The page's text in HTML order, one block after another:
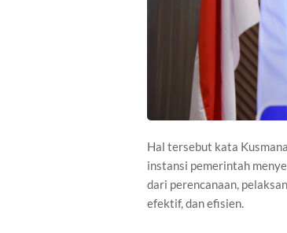
Hal tersebut kata
instansi pemerintah
dari perencanaan,
efektif, dan efisien.